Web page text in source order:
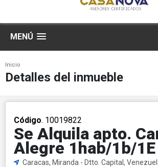
MENÚ
Inicio
Detalles del inmueble
Código. 10019822
Se Alquila apto.
Alegre 1hab/1b/1E
Caracas, Miranda - Dtto. Capital,